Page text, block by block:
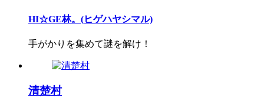
HI☆GE林。(ヒゲハヤシマル)
手がかりを集めて謎を解け！
清楚村